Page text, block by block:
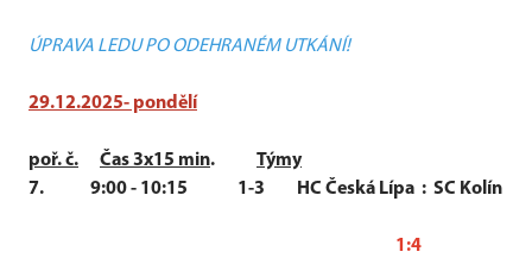
ÚPRAVA LEDU PO ODEHRANÉM UTKÁNÍ!
29.12.2025- pondělí
poř. č. Čas 3x15 min. Týmy
7. 9:00 - 10:15 1-3 HC Česká Lípa : SC Kolín
1:4